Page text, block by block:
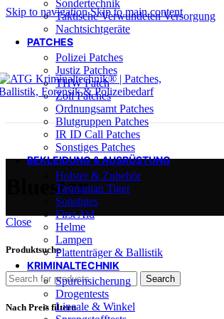
Skip to navigationSkip to main content
Sondertechnik
Taktische Verwundeten Versorgung
Nachtsichtgeräte
PATCHES
Polizei Patches
Justiz Patches
THW Patch
Zoll Patches
Ordnungsamt Patches
Blutgruppen Patches
IR ID Call Patches
Sonstiges Patches
BEKLEIDUNG & AUSRÜSTUNG
Holster & Zubehör
Tasmanian Tiger
Sonstiges
First Aid
Helme
Lampen
Plattenträger & Ballistik
KRIMINALTECHNIK
Spurensicherung
Drogentests
Lineale & Winkel
Bluestar
Close
Produktsuche
Search
Nach Preis filtern